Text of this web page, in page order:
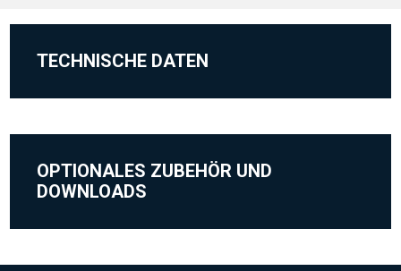
TECHNISCHE DATEN
OPTIONALES ZUBEHÖR UND
DOWNLOADS